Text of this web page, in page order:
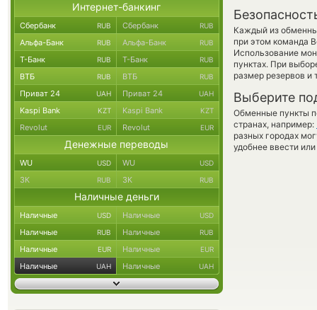
Каждый из
при этом команда
Использование
пунктах. При
размер резервов и
Выберите
Обменные пункты
странах, например:
разных городах
удобнее ввести
Интернет-банкинг
Сбербанк RUB Сбербанк RUB
Альфа-Банк RUB Альфа-Банк RUB
Т-Банк RUB Т-Банк RUB
ВТБ RUB ВТБ RUB
Приват 24 UAH Приват 24 UAH
Kaspi Bank KZT Kaspi Bank KZT
Revolut EUR Revolut EUR
Денежные переводы
WU USD WU USD
ЗК RUB ЗК RUB
Наличные деньги
Наличные USD Наличные USD
Наличные RUB Наличные RUB
Наличные EUR Наличные EUR
Наличные UAH Наличные UAH